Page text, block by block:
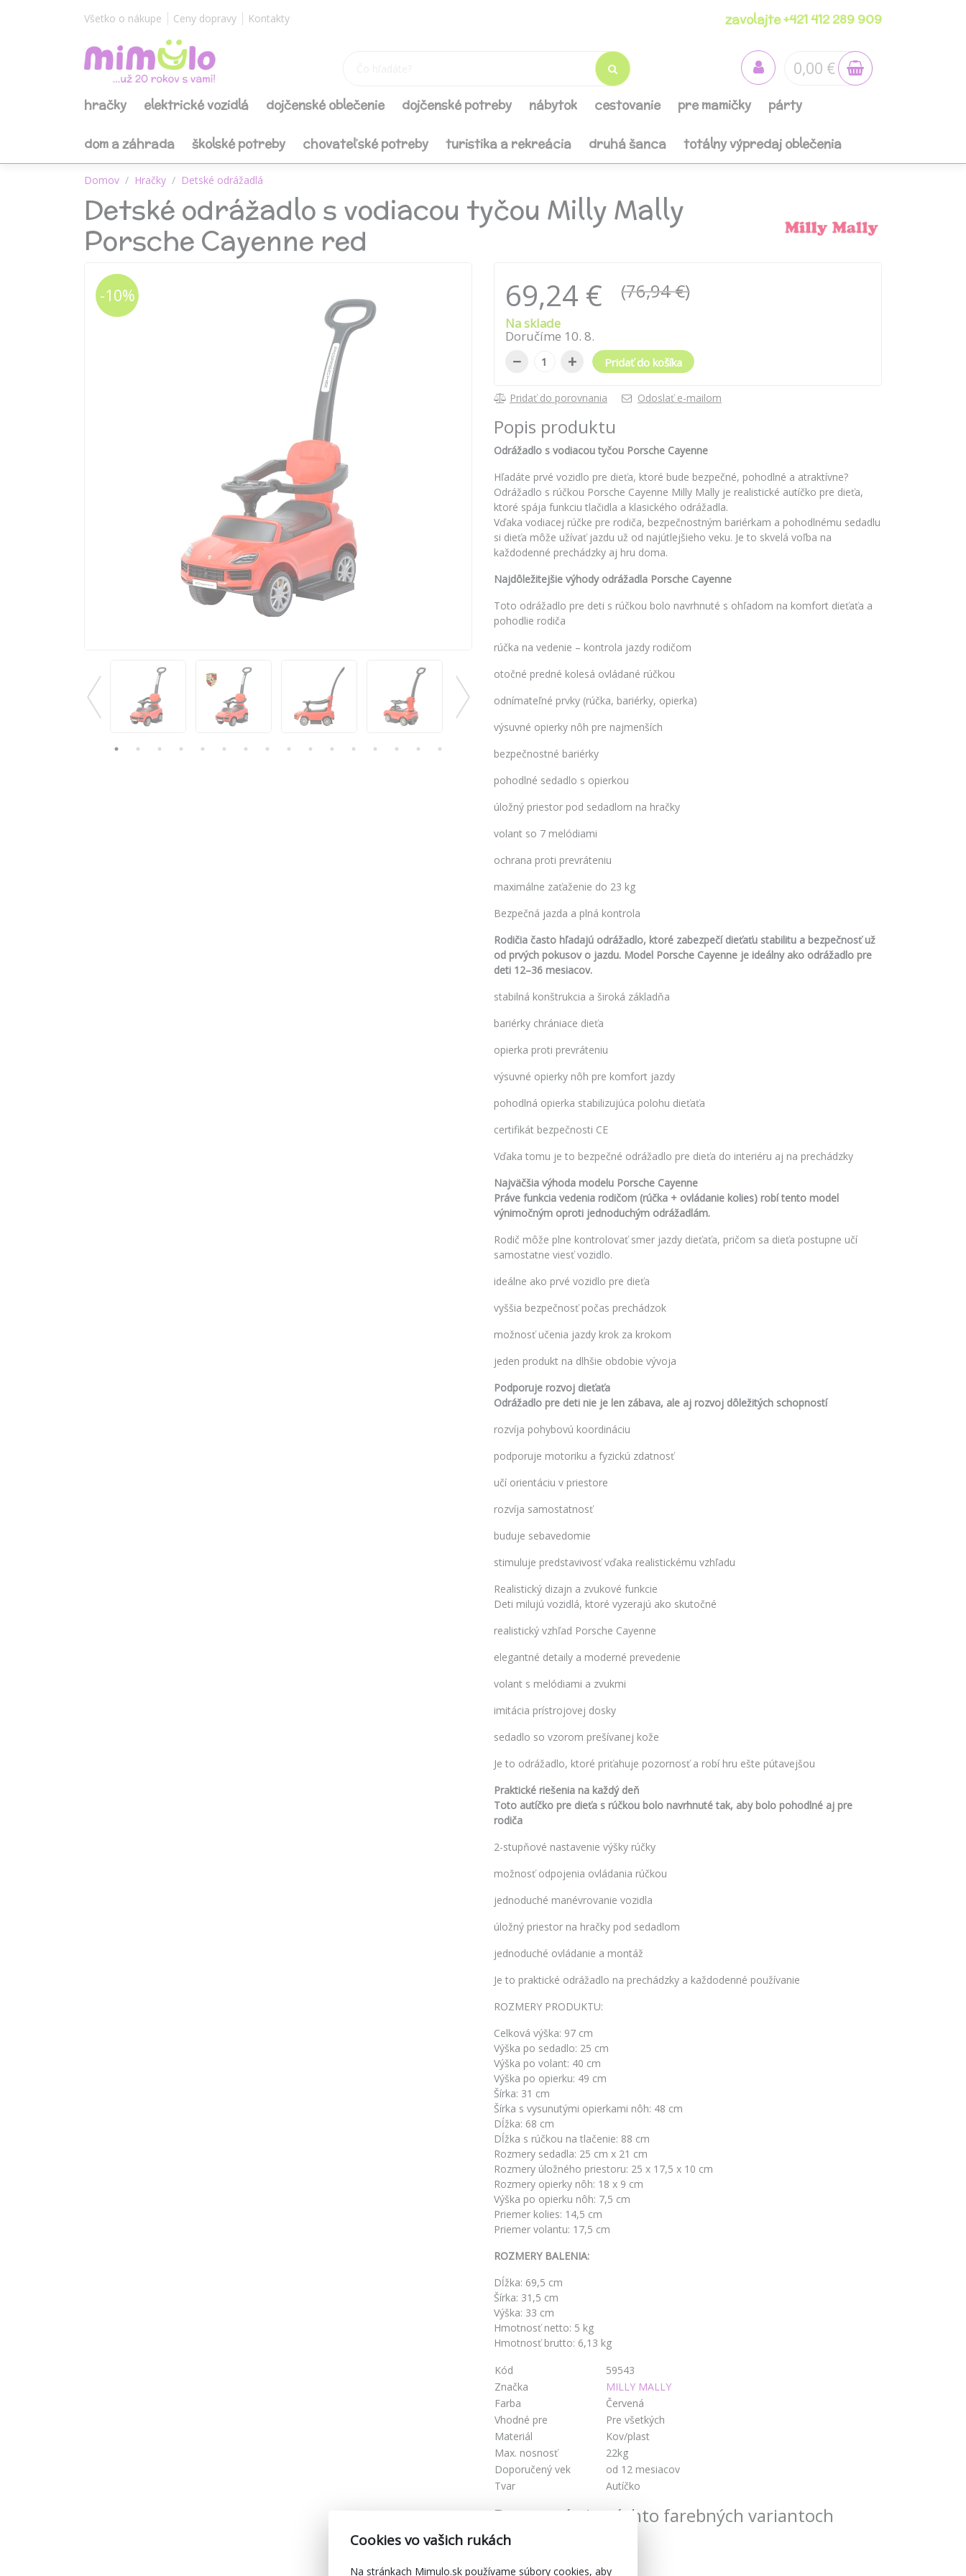
Všetko o nákupe Ceny dopravy Kontakty zavolajte +421 412 289 909
0,00 €
hračky elektrické vozidlá dojčenské oblečenie dojčenské potreby nábytok cestovanie pre mamičky párty
dom a záhrada školské potreby chovateľské potreby turistika a rekreácia druhá šanca totálny výpredaj oblečenia
Domov Hračky Detské odrážadlá
Detské odrážadlo s vodiacou tyčou Milly Mally
Porsche Cayenne red
-10% 69,24 € (76,94 €)
Na sklade
Doručíme 10. 8.
− + Pridať do košíka
Pridať do porovnania Odoslať e-mailom
Popis produktu
Odrážadlo s vodiacou tyčou Porsche Cayenne
Hľadáte prvé vozidlo pre dieťa, ktoré bude bezpečné, pohodlné a atraktívne?
Odrážadlo s rúčkou Porsche Cayenne Milly Mally je realistické autíčko pre dieťa,
ktoré spája funkciu tlačidla a klasického odrážadla.
Vďaka vodiacej rúčke pre rodiča, bezpečnostným bariérkam a pohodlnému sedadlu
si dieťa môže užívať jazdu už od najútlejšieho veku. Je to skvelá voľba na
každodenné prechádzky aj hru doma.
Najdôležitejšie výhody odrážadla Porsche Cayenne
Toto odrážadlo pre deti s rúčkou bolo navrhnuté s ohľadom na komfort dieťaťa a
pohodlie rodiča
rúčka na vedenie – kontrola jazdy rodičom
otočné predné kolesá ovládané rúčkou
odnímateľné prvky (rúčka, bariérky, opierka)
výsuvné opierky nôh pre najmenších
bezpečnostné bariérky
pohodlné sedadlo s opierkou
úložný priestor pod sedadlom na hračky
volant so 7 melódiami
ochrana proti prevráteniu
maximálne zaťaženie do 23 kg
Bezpečná jazda a plná kontrola
Rodičia často hľadajú odrážadlo, ktoré zabezpečí dieťaťu stabilitu a bezpečnosť už
od prvých pokusov o jazdu. Model Porsche Cayenne je ideálny ako odrážadlo pre
deti 12–36 mesiacov.
stabilná konštrukcia a široká základňa
bariérky chrániace dieťa
opierka proti prevráteniu
výsuvné opierky nôh pre komfort jazdy
pohodlná opierka stabilizujúca polohu dieťaťa
certifikát bezpečnosti CE
Vďaka tomu je to bezpečné odrážadlo pre dieťa do interiéru aj na prechádzky
Najväčšia výhoda modelu Porsche Cayenne
Práve funkcia vedenia rodičom (rúčka + ovládanie kolies) robí tento model
výnimočným oproti jednoduchým odrážadlám.
Rodič môže plne kontrolovať smer jazdy dieťaťa, pričom sa dieťa postupne učí
samostatne viesť vozidlo.
ideálne ako prvé vozidlo pre dieťa
vyššia bezpečnosť počas prechádzok
možnosť učenia jazdy krok za krokom
jeden produkt na dlhšie obdobie vývoja
Podporuje rozvoj dieťaťa
Odrážadlo pre deti nie je len zábava, ale aj rozvoj dôležitých schopností
rozvíja pohybovú koordináciu
podporuje motoriku a fyzickú zdatnosť
učí orientáciu v priestore
rozvíja samostatnosť
buduje sebavedomie
stimuluje predstavivosť vďaka realistickému vzhľadu
Realistický dizajn a zvukové funkcie
Deti milujú vozidlá, ktoré vyzerajú ako skutočné
realistický vzhľad Porsche Cayenne
elegantné detaily a moderné prevedenie
volant s melódiami a zvukmi
imitácia prístrojovej dosky
sedadlo so vzorom prešívanej kože
Je to odrážadlo, ktoré priťahuje pozornosť a robí hru ešte pútavejšou
Praktické riešenia na každý deň
Toto autíčko pre dieťa s rúčkou bolo navrhnuté tak, aby bolo pohodlné aj pre
rodiča
2-stupňové nastavenie výšky rúčky
možnosť odpojenia ovládania rúčkou
jednoduché manévrovanie vozidla
úložný priestor na hračky pod sedadlom
jednoduché ovládanie a montáž
Je to praktické odrážadlo na prechádzky a každodenné používanie
ROZMERY PRODUKTU:
Celková výška: 97 cm
Výška po sedadlo: 25 cm
Výška po volant: 40 cm
Výška po opierku: 49 cm
Šírka: 31 cm
Šírka s vysunutými opierkami nôh: 48 cm
Dĺžka: 68 cm
Dĺžka s rúčkou na tlačenie: 88 cm
Rozmery sedadla: 25 cm x 21 cm
Rozmery úložného priestoru: 25 x 17,5 x 10 cm
Rozmery opierky nôh: 18 x 9 cm
Výška po opierku nôh: 7,5 cm
Priemer kolies: 14,5 cm
Priemer volantu: 17,5 cm
ROZMERY BALENIA:
Dĺžka: 69,5 cm
Šírka: 31,5 cm
Výška: 33 cm
Hmotnosť netto: 5 kg
Hmotnosť brutto: 6,13 kg
Kód
59543
Značka
MILLY MALLY
Farba
Červená
Vhodné pre
Pre všetkých
Materiál
Kov/plast
Max. nosnosť
22kg
Doporučený vek
od 12 mesiacov
Tvar
Autíčko
Dostupné aj v týchto farebných variantoch
Cookies vo vašich rukách
Na stránkach Mimulo.sk používame súbory cookies, aby